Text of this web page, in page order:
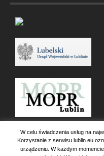
W celu świadczenia usług na
Korzystanie z serwisu lublin.eu
urządzeniu. W każdym